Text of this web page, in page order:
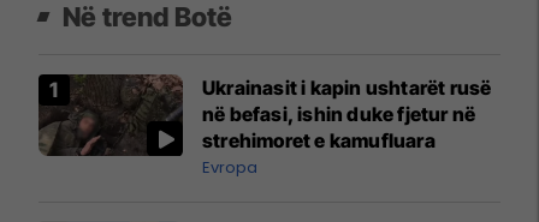
Në trend Botë
Ukrainasit i kapin ushtarët rusë
në befasi, ishin duke fjetur në
strehimoret e kamufluara
Evropa